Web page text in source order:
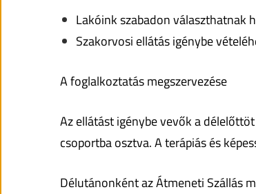
Lakóink szabadon választhatnak
Szakorvosi ellátás igénybe
A foglalkoztatás megszervezése
Az ellátást igénybe vevők a
csoportba osztva. A terápiás és
Délutánonként az Átmeneti Szállás